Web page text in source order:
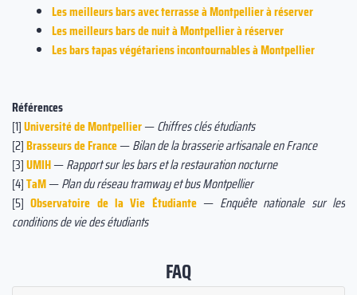
Les meilleurs bars avec terrasse à Montpellier à réserver
Les meilleurs bars de nuit à Montpellier à réserver
Les bars tapas végétariens incontournables à Montpellier
Références
[1]Université de Montpellier—Chiffres clés étudiants
[2]Brasseurs de France—Bilan de la brasserie artisanale en France
[3]UMIH—Rapport sur les bars et la restauration nocturne
[4]TaM—Plan du réseau tramway et bus Montpellier
[5]Observatoire de la Vie Étudiante— Enquête nationale sur les
conditions de vie des étudiants
FAQ